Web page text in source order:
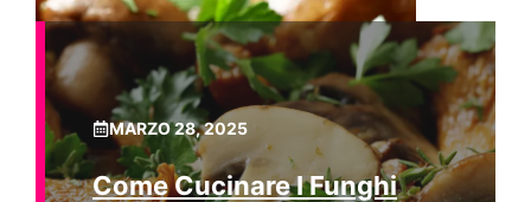
MARZO 28, 2025
Come Cucinare I Funghi